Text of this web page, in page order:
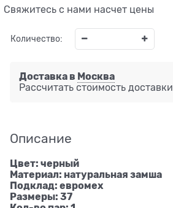
Свяжитесь с нами насчет цены
Количество:
Доставка в Москва
Рассчитать стоимость доставки
Описание
Цвет: черный
Материал: натуральная замша
Подклад: евромех
Размеры: 37